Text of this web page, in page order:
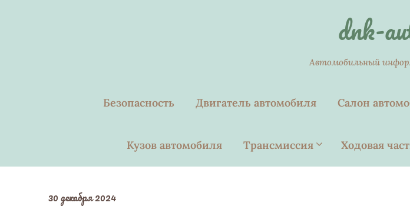
dnk-
Автомобильный
Безопасность Двигатель автомобиля Салон
Кузов автомобиля Трансмиссия Ходовая
30 декабря 2024